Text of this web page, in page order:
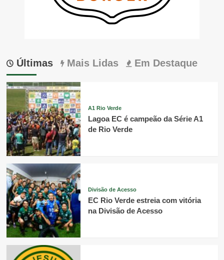
Últimas Mais Lidas Em Destaque
A1 Rio Verde
Lagoa EC é campeão da Série A1
de Rio Verde
Divisão de Acesso
EC Rio Verde estreia com vitória
na Divisão de Acesso